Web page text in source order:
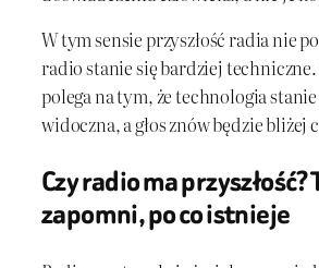
W tym sensie przyszłość radia nie
radio stanie się bardziej techniczne.
polega na tym, że technologia
widoczna, a głos znów będzie bliżej
Czy radio ma
zapomni, po co istnieje